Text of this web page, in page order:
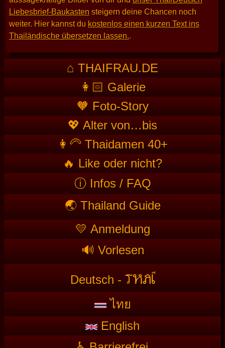
Liebesbrief-Baukasten steigern deine Chancen noch
weiter. Hier kannst du kostenlos einen kurzen Text ins
Thailändische übersetzen lassen..
⌂ THAIFRAU.DE
👩🏻 Galerie
🧡 Foto-Story
💖 Alter von…bis
👩‍🦳 Thaidamen 40+
🔥 Like oder nicht?
ⓘ Infos / FAQ
🌏 Thailand Guide
💛 Anmeldung
🔊 Vorlesen
Deutsch - THAI
ไทย
English